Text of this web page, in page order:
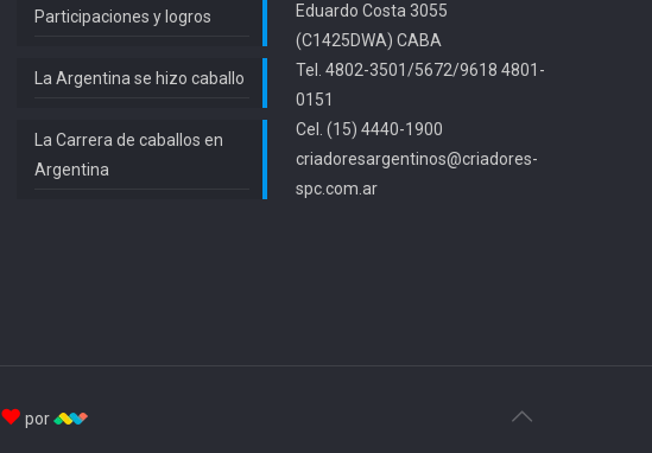
Participaciones y logros
La Argentina se hizo caballo
La Carrera de caballos en
Argentina
Eduardo Costa 3055
(C1425DWA) CABA
Tel. 4802-3501/5672/9618 4801-
0151
Cel. (15) 4440-1900
criadoresargentinos@criadores-
spc.com.ar
♥ por